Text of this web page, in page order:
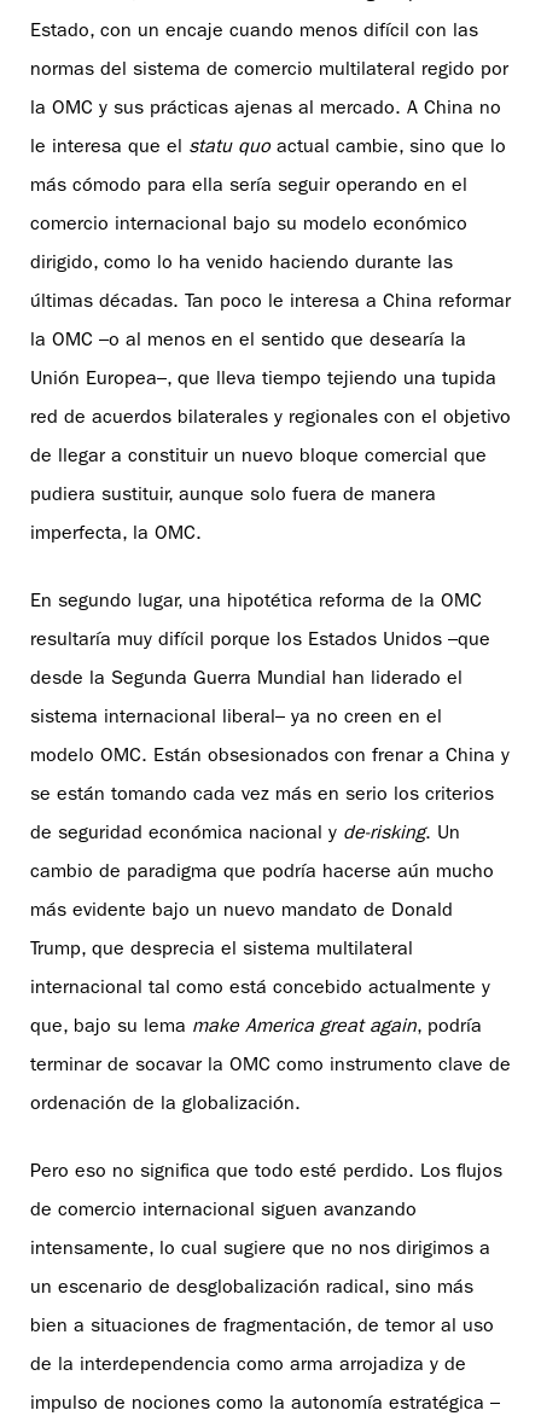
Estado, con un encaje cuando menos difícil con las
normas del sistema de comercio multilateral regido por
la OMC y sus prácticas ajenas al mercado. A China no
le interesa que el statu quoactual cambie, sino que lo
más cómodo para ella sería seguir operando en el
comercio internacional bajo su modelo económico
dirigido, como lo ha venido haciendo durante las
últimas décadas. Tan poco le interesa a China reformar
la OMC –o al menos en el sentido que desearía la
Unión Europea–, que lleva tiempo tejiendo una tupida
red de acuerdos bilaterales y regionales con el objetivo
de llegar a constituir un nuevo bloque comercial que
pudiera sustituir, aunque solo fuera de manera
imperfecta, la OMC.
En segundo lugar, una hipotética reforma de la OMC
resultaría muy difícil porque los Estados Unidos –que
desde la Segunda Guerra Mundial han liderado el
sistema internacional liberal– ya no creen en el
modelo OMC. Están obsesionados con frenar a China y
se están tomando cada vez más en serio los criterios
de seguridad económica nacional y de-risking. Un
cambio de paradigma que podría hacerse aún mucho
más evidente bajo un nuevo mandato de Donald
Trump, que desprecia el sistema multilateral
internacional tal como está concebido actualmente y
que, bajo su lema make America great again, podría
terminar de socavar la OMC como instrumento clave de
ordenación de la globalización.
Pero eso no significa que todo esté perdido. Los flujos
de comercio internacional siguen avanzando
intensamente, lo cual sugiere que no nos dirigimos a
un escenario de desglobalización radical, sino más
bien a situaciones de fragmentación, de temor al uso
de la interdependencia como arma arrojadiza y de
impulso de nociones como la autonomía estratégica –